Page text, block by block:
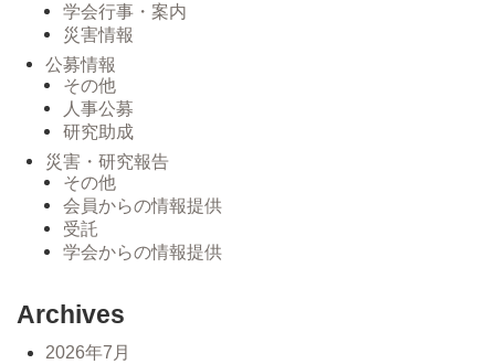
学会行事・案内
災害情報
公募情報
その他
人事公募
研究助成
災害・研究報告
その他
会員からの情報提供
受託
学会からの情報提供
Archives
2026年7月